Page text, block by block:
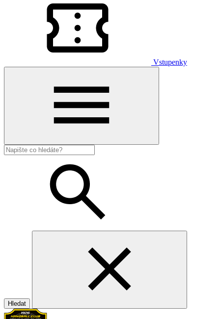
Vstupenky
Hledat